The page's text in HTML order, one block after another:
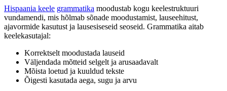
Hispaania keele grammatika moodustab kogu keelestruktuuri
vundamendi, mis hõlmab sõnade moodustamist, lauseehitust,
ajavormide kasutust ja lausesiseseid seoseid. Grammatika aitab
keelekasutajal:
Korrektselt moodustada lauseid
Väljendada mõtteid selgelt ja arusaadavalt
Mõista loetud ja kuuldud tekste
Õigesti kasutada aega, sugu ja arvu